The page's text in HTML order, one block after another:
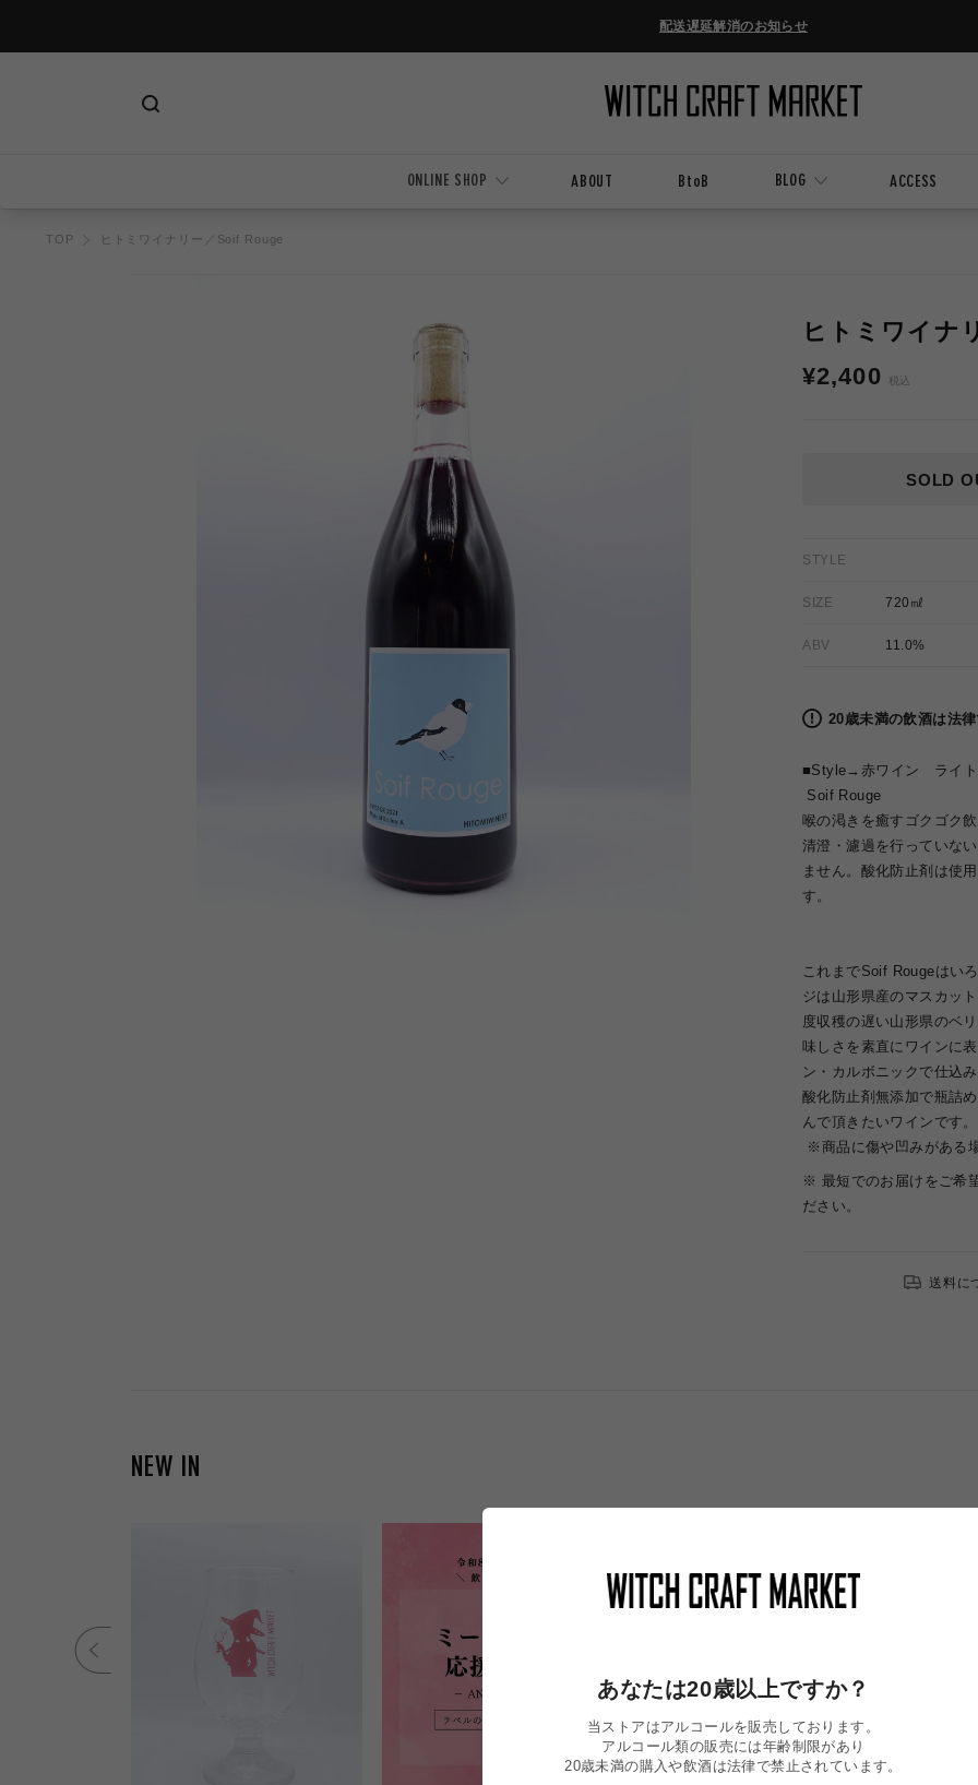
進
配送遅延解消のお知らせ
ONLINE SHOP ABOUT BtoB BLOG ACCESS
TOP ヒトミワイナリー／Soif Rouge
ヒトミワイナ
通
¥2,400 税込
SOLD
STYLE
SIZE 720㎖
ABV 11.0%
20歳未満の飲酒は法
■Style→赤ワイン ライト
Soif Rouge
喉の渇きを癒すゴクゴク
清澄・濾過を行っていな
ません。酸化防止剤は使
す。
これまでSoif Rougeはい
ジは山形県産のマスカッ
度収穫の遅い山形県のベ
味しさを素直にワインに
ン・カルボニックで仕込
酸化防止剤無添加で瓶詰
んで頂きたいワインです。
※商品に傷や凹みがある
※ 最短でのお届けをご希
ださい。
送料に
NEW IN
あなたは20歳以上ですか？
当ストアはアルコールを販売しております。
アルコール類の販売には年齢制限があり
20歳未満の購入や飲酒は法律で禁止されています。